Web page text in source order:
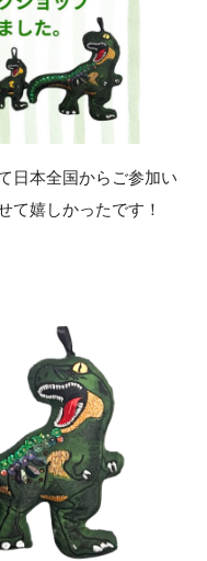
日本全国からご参加い
て嬉しかったです！